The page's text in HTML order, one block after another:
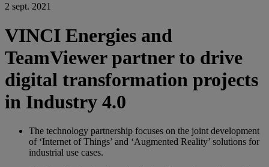
2 sept. 2021
VINCI Energies and
TeamViewer partner to drive
digital transformation projects
in Industry 4.0
The technology partnership focuses on the joint development
of ‘Internet of Things’ and ‘Augmented Reality’ solutions for
industrial use cases.